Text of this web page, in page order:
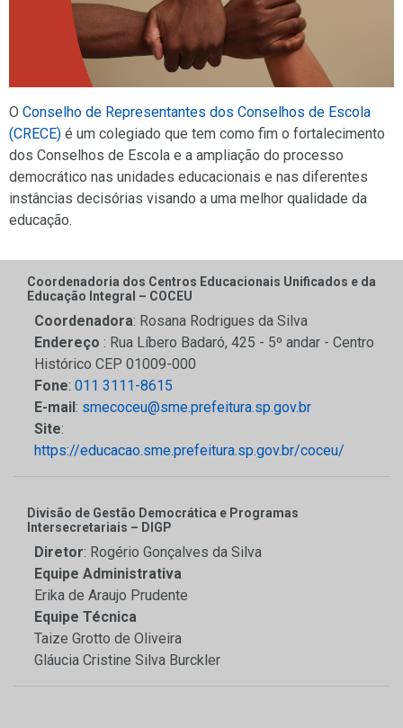
O Conselho de Representantes dos Conselhos de Escola
(CRECE) é um colegiado que tem como fim o fortalecimento
dos Conselhos de Escola e a ampliação do processo
democrático nas unidades educacionais e nas diferentes
instâncias decisórias visando a uma melhor qualidade da
educação.
Coordenadoria dos Centros Educacionais Unificados e da
Educação Integral – COCEU
Coordenadora: Rosana Rodrigues da Silva
Endereço : Rua Líbero Badaró, 425 - 5º andar - Centro
Histórico CEP 01009-000
Fone: 011 3111-8615
E-mail: smecoceu@sme.prefeitura.sp.gov.br
Site:
https://educacao.sme.prefeitura.sp.gov.br/coceu/
Divisão de Gestão Democrática e Programas
Intersecretariais – DIGP
Diretor: Rogério Gonçalves da Silva
Equipe Administrativa
Erika de Araujo Prudente
Equipe Técnica
Taize Grotto de Oliveira
Gláucia Cristine Silva Burckler